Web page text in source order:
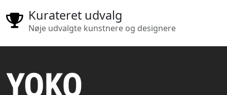
Kurateret udvalg
Nøje udvalgte kunstnere og designere